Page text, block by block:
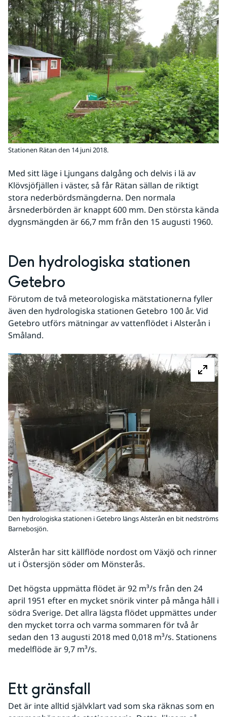
Stationen Rätan den 14 juni 2018.
Med sitt läge i Ljungans dalgång och delvis i lä av
Klövsjöfjällen i väster, så får Rätan sällan de riktigt
stora nederbördsmängderna. Den normala
årsnederbörden är knappt 600 mm. Den största kända
dygnsmängden är 66,7 mm från den 15 augusti 1960.
Den hydrologiska stationen
Getebro
Förutom de två meteorologiska mätstationerna fyller
även den hydrologiska stationen Getebro 100 år. Vid
Getebro utförs mätningar av vattenflödet i Alsterån i
Småland.
Den hydrologiska stationen i Getebro längs Alsterån en bit nedströms
Barnebosjön.
Alsterån har sitt källflöde nordost om Växjö och rinner
ut i Östersjön söder om Mönsterås.
Det högsta uppmätta flödet är 92 m³/s från den 24
april 1951 efter en mycket snörik vinter på många håll i
södra Sverige. Det allra lägsta flödet uppmättes under
den mycket torra och varma sommaren för två år
sedan den 13 augusti 2018 med 0,018 m³/s. Stationens
medelflöde är 9,7 m³/s.
Ett gränsfall
Det är inte alltid självklart vad som ska räknas som en